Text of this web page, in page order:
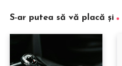
S-ar putea să vă placă și